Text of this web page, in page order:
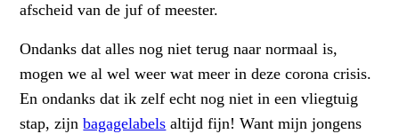
afscheid van de juf of meester.
Ondanks dat alles nog niet terug naar normaal is,
mogen we al wel weer wat meer in deze corona crisis.
En ondanks dat ik zelf echt nog niet in een vliegtuig
stap, zijnbagagelabels altijd fijn! Want mijn jongens